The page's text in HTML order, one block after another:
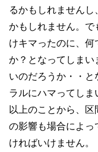
るかもしれません
かもしれません。
けキマったのに、
か？となってしま
いのだろうか・・
ラルにハマってしま
以上のことから、
の影響も場合によ
ければいけません。